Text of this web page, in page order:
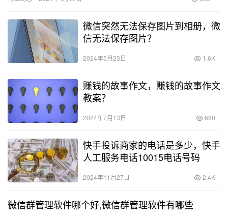
微信突然无法保存图片到相册，微
信无法保存图片？
2024年5月23日 1.6K
赚钱的故事作文，赚钱的故事作文
教案？
2024年7月13日 680
快手投诉商家的电话是多少，快手
人工服务电话10015电话号码
2024年11月27日 2.4K
微信群管理软件哪个好,微信群管理软件有哪些